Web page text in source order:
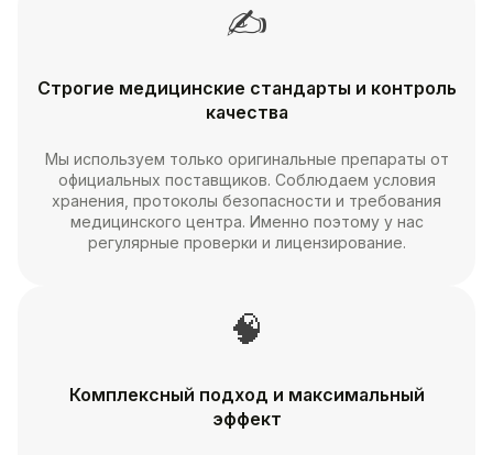
✍
Строгие медицинские стандарты и контроль
качества
Мы используем только оригинальные препараты от
официальных поставщиков. Соблюдаем условия
хранения, протоколы безопасности и требования
медицинского центра. Именно поэтому у нас
регулярные проверки и лицензирование.
🧠
Комплексный подход и максимальный
эффект